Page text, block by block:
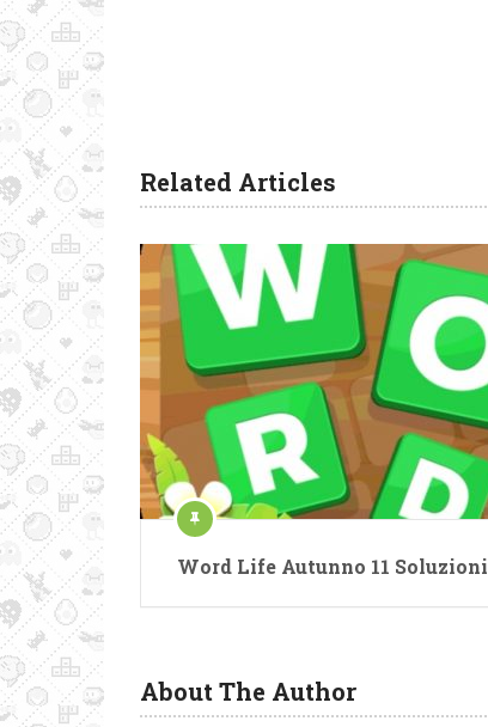
Related Articles
Word Life Autunno 11 Soluzioni
About The Author